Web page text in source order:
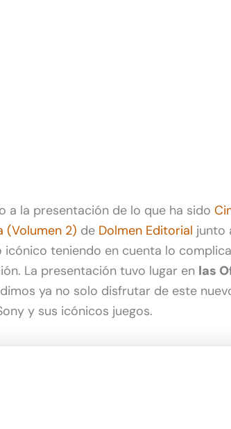
a la presentación de lo que ha sido
(Volumen 2) de Dolmen Editorial junto
teniendo en cuenta lo
La presentación tuvo lugar en las
ya no solo disfrutar de este
y sus icónicos juegos.